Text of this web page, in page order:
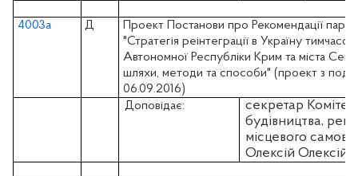
4003а Д
Проект Постанови про Рекомендації
"Стратегія реінтеграції в Україну
Автономної Республіки Крим та міста
шляхи, методи та способи" (проект з
06.09.2016)
Доповідає:
секретар
будівництва,
місцевого
Олексій